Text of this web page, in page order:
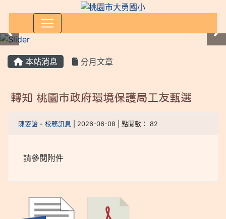
本站消息 分月文章
轉知 桃園市政府環境保護局工友甄選
陳姿詒 - 校務訊息 | 2026-06-08 | 點閱數： 82
請參閱附件